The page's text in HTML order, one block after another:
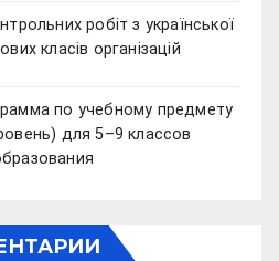
робіт з української
класів організацій
по учебному предмету
для 5–9 классов